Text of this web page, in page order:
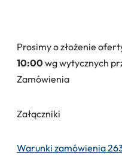
Prosimy o złożenie
10:00wg wytycznych
Zamówienia
Załączniki
Warunki zamówienia